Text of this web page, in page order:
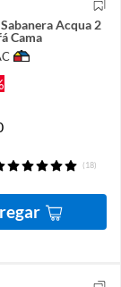
Acqua 2
Cama
(18)